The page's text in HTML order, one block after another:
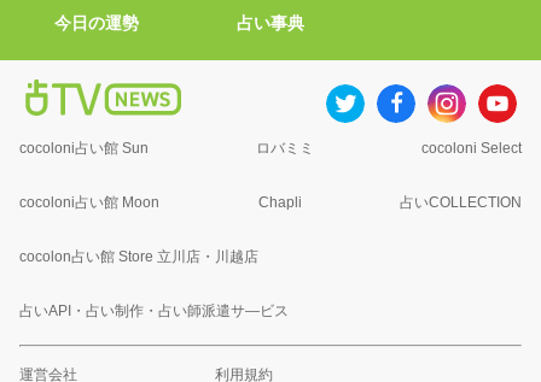
今日の運勢 占い事典
cocoloni占い館 Sun ロバミミ cocoloni Select
cocoloni占い館 Moon Chapli 占いCOLLECTION
cocolon占い館 Store 立川店・川越店
占いAPI・占い制作・占い師派遣サ―ビス
運営会社 利用規約